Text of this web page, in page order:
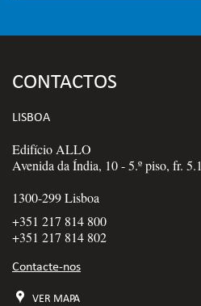
CONTACTOS
LISBOA
Edifício ALLO
Avenida da Índia, 10 - 5.º piso, fr. 5.1
1300-299 Lisboa
+351 217 814 800
+351 217 814 802
Contacte-nos
VER MAPA